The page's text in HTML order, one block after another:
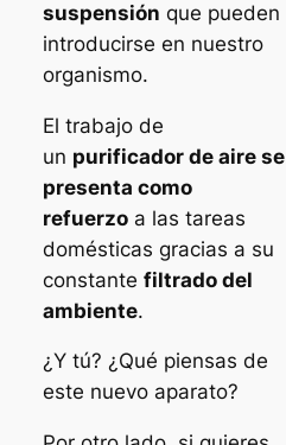
suspensión que pueden
introducirse en nuestro
organismo.
El trabajo de
un purificador de aire se
presenta como
refuerzoa las tareas
domésticas gracias a su
constante filtrado del
ambiente.
¿Y tú? ¿Qué piensas de
este nuevo aparato?